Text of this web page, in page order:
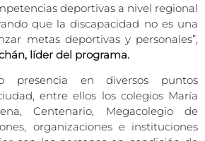
deportivas a nivel regional
que la discapacidad no es una
metas deportivas y personales”,
líder del programa.
presencia en diversos puntos
entre ellos los colegios María
Centenario, Megacolegio de
organizaciones e instituciones